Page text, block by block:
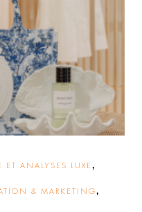
ET ANALYSES LUXE ,
& MARKETING,